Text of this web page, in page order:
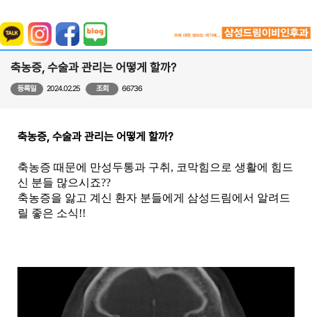
축농증, 수술과 관리는 어떻게 할까?
등록일 2024.02.25 조회 66736
축농증, 수술과 관리는 어떻게 할까?
축농증 때문에 만성두통과 구취, 코막힘으로 생활에 힘드
신 분들 많으시죠??
축농증을 앓고 계신 환자 분들에게 삼성드림에서 알려드
릴 좋은 소식!!